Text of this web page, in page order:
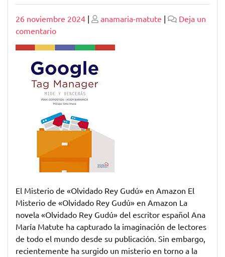
Publicado
26 noviembre 2024 | Publicado
anamaria-matute |
Deja un
comentarioen
El
de
«Olvidado
Rey
Gudú»
en
Amazon:
¿Dónde
está
libro?
El Misterio de «Olvidado Rey Gudú» en Amazon El
Misterio de «Olvidado Rey Gudú» en Amazon La
novela «Olvidado Rey Gudú» del escritor español Ana
María Matute ha capturado la imaginación de lectores
de todo el mundo desde su publicación. Sin embargo,
recientemente ha surgido un misterio en torno a la